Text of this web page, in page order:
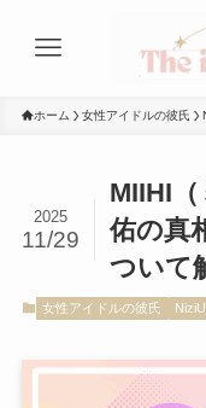
ホーム 女性アイドルの彼氏
MIIHI
佑の真
ついて
2025
11/29
女性アイドルの彼氏 NiziU